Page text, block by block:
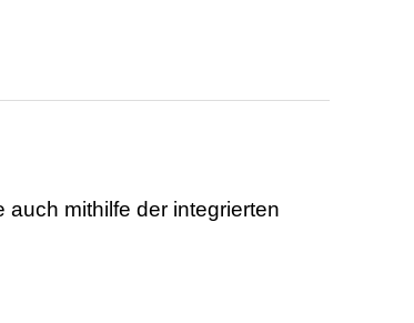
mithilfe der integrierten